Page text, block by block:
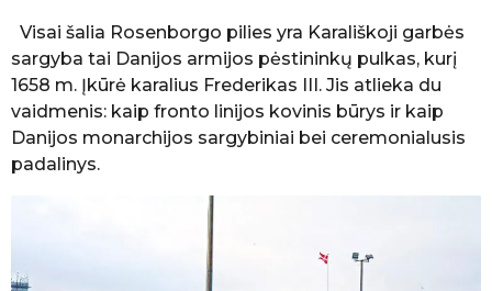
Visai šalia Rosenborgo pilies yra Karališkoji garbės
sargyba tai Danijos armijos pėstininkų pulkas, kurį
1658 m. Įkūrė karalius Frederikas III. Jis atlieka du
vaidmenis: kaip fronto linijos kovinis būrys ir kaip
Danijos monarchijos sargybiniai bei ceremonialusis
padalinys.